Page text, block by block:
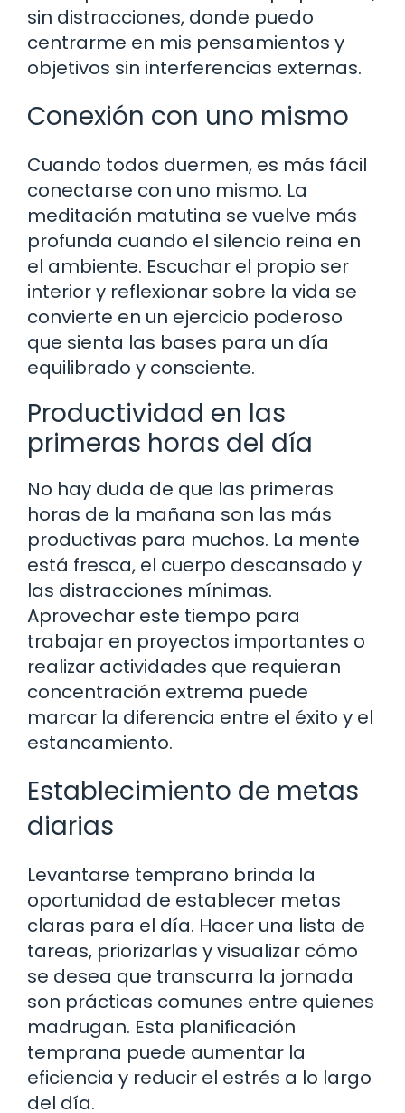
sin distracciones, donde puedo
centrarme en mis pensamientos y
objetivos sin interferencias externas.
Conexión con uno mismo
Cuando todos duermen, es más fácil
conectarse con uno mismo. La
meditación matutina se vuelve más
profunda cuando el silencio reina en
el ambiente. Escuchar el propio ser
interior y reflexionar sobre la vida se
convierte en un ejercicio poderoso
que sienta las bases para un día
equilibrado y consciente.
Productividad en las
primeras horas del día
No hay duda de que las primeras
horas de la mañana son las más
productivas para muchos. La mente
está fresca, el cuerpo descansado y
las distracciones mínimas.
Aprovechar este tiempo para
trabajar en proyectos importantes o
realizar actividades que requieran
concentración extrema puede
marcar la diferencia entre el éxito y el
estancamiento.
Establecimiento de metas
diarias
Levantarse temprano brinda la
oportunidad de establecer metas
claras para el día. Hacer una lista de
tareas, priorizarlas y visualizar cómo
se desea que transcurra la jornada
son prácticas comunes entre quienes
madrugan. Esta planificación
temprana puede aumentar la
eficiencia y reducir el estrés a lo largo
del día.